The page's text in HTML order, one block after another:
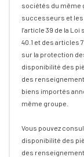
sociétés du même
successeurs et les
l’article 39 de la
40.1 et des articles
sur la protection
disponibilité des
des
biens importés
même groupe.
Vous pouvez
disponibilité des
des